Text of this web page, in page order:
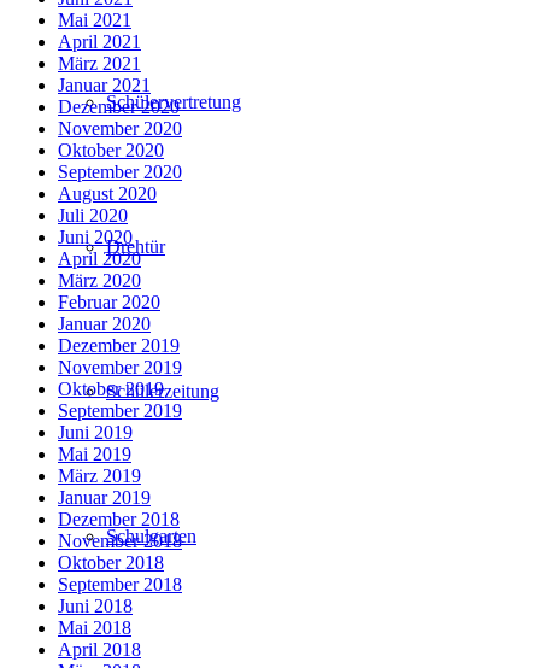
Schülervertretung
Drehtür
Schülerzeitung
Schulgarten
Mai 2021
April 2021
März 2021
Januar 2021
Dezember 2020
November 2020
Oktober 2020
September 2020
August 2020
Juli 2020
Juni 2020
April 2020
März 2020
Februar 2020
Januar 2020
Dezember 2019
November 2019
Oktober 2019
September 2019
Juni 2019
Mai 2019
März 2019
Januar 2019
Dezember 2018
November 2018
Oktober 2018
September 2018
Juni 2018
Mai 2018
April 2018